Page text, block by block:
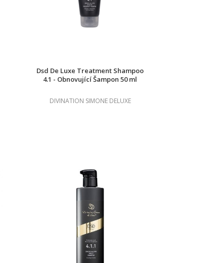
Dsd De Luxe Treatment Shampoo
4.1 - Obnovující Šampon 50 ml
DIVINATION SIMONE DELUXE